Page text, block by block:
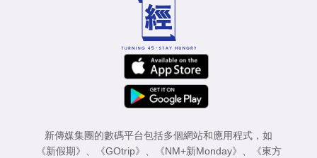
新傳媒集團的數碼平台包括多個網站和應用程式，如
《新假期》
《GOtrip》 《NM+新Monday》
《東方